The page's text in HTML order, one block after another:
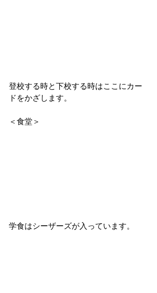
登校する時と下校する時はここにカー
ドをかざします。
＜食堂＞
学食はシーザーズが入っています。